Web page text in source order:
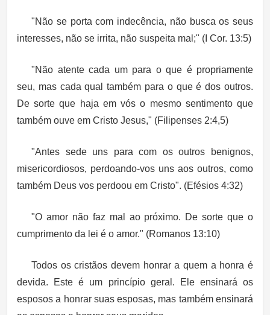
"Não se porta com indecência, não busca os seus
interesses, não se irrita, não suspeita mal;" (I Cor. 13:5)
"Não atente cada um para o que é propriamente
seu, mas cada qual também para o que é dos outros.
De sorte que haja em vós o mesmo sentimento que
também ouve em Cristo Jesus," (Filipenses 2:4,5)
"Antes sede uns para com os outros benignos,
misericordiosos, perdoando-vos uns aos outros, como
também Deus vos perdoou em Cristo". (Efésios 4:32)
"O amor não faz mal ao próximo. De sorte que o
cumprimento da lei é o amor." (Romanos 13:10)
Todos os cristãos devem honrar a quem a honra é
devida. Este é um princípio geral. Ele ensinará os
esposos a honrar suas esposas, mas também ensinará